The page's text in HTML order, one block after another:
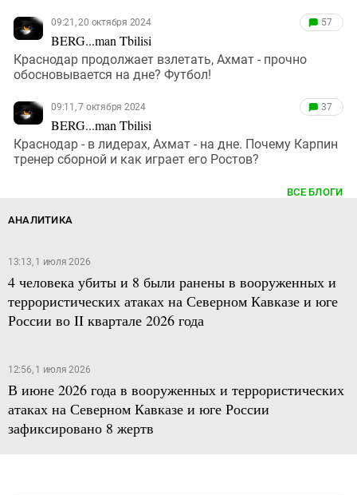
09:21, 20 октября 2024
BERG...man Tbilisi
57
Краснодар продолжает взлетать, Ахмат - прочно
обосновывается на дне? Футбол!
09:11, 7 октября 2024
BERG...man Tbilisi
37
Краснодар - в лидерах, Ахмат - на дне. Почему Карпин
тренер сборной и как играет его Ростов?
ВСЕ БЛОГИ
АНАЛИТИКА
13:13, 1 июля 2026
4 человека убиты и 8 были ранены в вооруженных и
террористических атаках на Северном Кавказе и юге
России во II квартале 2026 года
12:56, 1 июля 2026
В июне 2026 года в вооруженных и террористических
атаках на Северном Кавказе и юге России
зафиксировано 8 жертв